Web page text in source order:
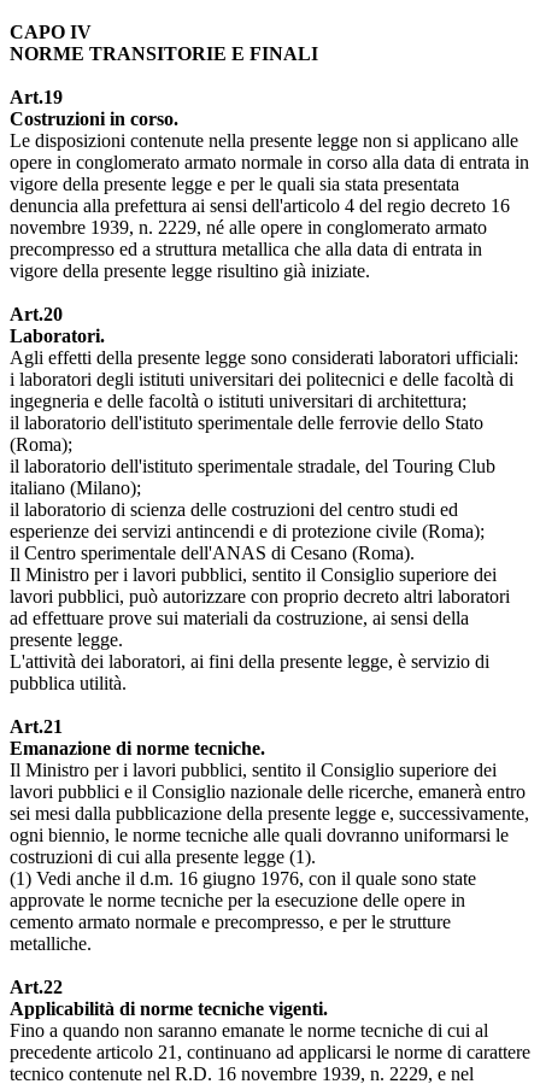
CAPO IV
NORME TRANSITORIE E FINALI
Art.19
Costruzioni in corso.
Le disposizioni contenute nella presente legge non si applicano alle
opere in conglomerato armato normale in corso alla data di entrata in
vigore della presente legge e per le quali sia stata presentata
denuncia alla prefettura ai sensi dell'articolo 4 del regio decreto 16
novembre 1939, n. 2229, né alle opere in conglomerato armato
precompresso ed a struttura metallica che alla data di entrata in
vigore della presente legge risultino già iniziate.
Art.20
Laboratori.
Agli effetti della presente legge sono considerati laboratori ufficiali:
i laboratori degli istituti universitari dei politecnici e delle facoltà di
ingegneria e delle facoltà o istituti universitari di architettura;
il laboratorio dell'istituto sperimentale delle ferrovie dello Stato
(Roma);
il laboratorio dell'istituto sperimentale stradale, del Touring Club
italiano (Milano);
il laboratorio di scienza delle costruzioni del centro studi ed
esperienze dei servizi antincendi e di protezione civile (Roma);
il Centro sperimentale dell'ANAS di Cesano (Roma).
Il Ministro per i lavori pubblici, sentito il Consiglio superiore dei
lavori pubblici, può autorizzare con proprio decreto altri laboratori
ad effettuare prove sui materiali da costruzione, ai sensi della
presente legge.
L'attività dei laboratori, ai fini della presente legge, è servizio di
pubblica utilità.
Art.21
Emanazione di norme tecniche.
Il Ministro per i lavori pubblici, sentito il Consiglio superiore dei
lavori pubblici e il Consiglio nazionale delle ricerche, emanerà entro
sei mesi dalla pubblicazione della presente legge e, successivamente,
ogni biennio, le norme tecniche alle quali dovranno uniformarsi le
costruzioni di cui alla presente legge (1).
(1) Vedi anche il d.m. 16 giugno 1976, con il quale sono state
approvate le norme tecniche per la esecuzione delle opere in
cemento armato normale e precompresso, e per le strutture
metalliche.
Art.22
Applicabilità di norme tecniche vigenti.
Fino a quando non saranno emanate le norme tecniche di cui al
precedente articolo 21, continuano ad applicarsi le norme di carattere
tecnico contenute nel R.D. 16 novembre 1939, n. 2229, e nel